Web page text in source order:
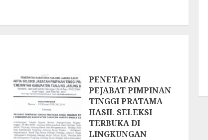
PENETAPAN
PEJABAT PIMPINAN
TINGGI PRATAMA
HASIL SELEKSI
TERBUKA DI
LINGKUNGAN